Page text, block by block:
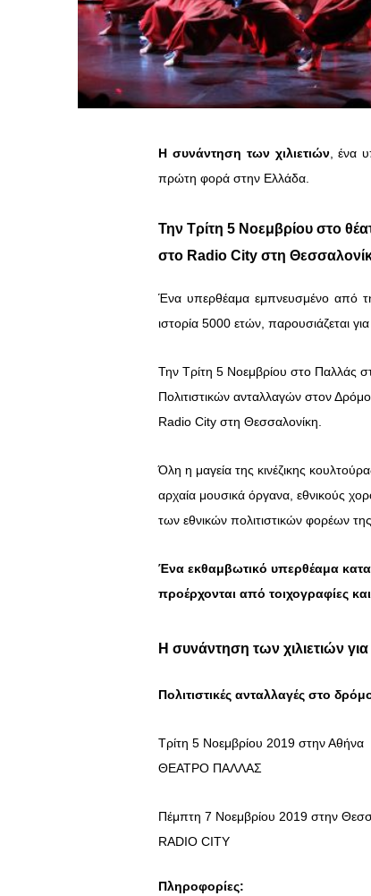
Η συνάντηση των χιλιετιών, ένα
πρώτη φορά στην Ελλάδα.
Την Τρίτη 5 Νοεμβρίου στο
στο Radio City στη
Ένα υπερθέαμα εμπνευσμένο από
ιστορία 5000 ετών, παρουσιάζεται
Την Τρίτη 5 Νοεμβρίου στο Παλλάς
Πολιτιστικών ανταλλαγών στον
Radio City στη Θεσσαλονίκη.
Όλη η μαγεία της κινέζικης
αρχαία μουσικά όργανα, εθνικούς
των εθνικών πολιτιστικών φορέων
Ένα εκθαμβωτικό υπερθέαμα
προέρχονται από τοιχογραφίες
Η συνάντηση των χιλιετιών
Πολιτιστικές ανταλλαγές στο
Τρίτη 5 Νοεμβρίου 2019 στην Αθήνα
ΘΕΑΤΡΟ ΠΑΛΛΑΣ
Πέμπτη 7 Νοεμβρίου 2019 στην
RADIO CITY
Πληροφορίες: